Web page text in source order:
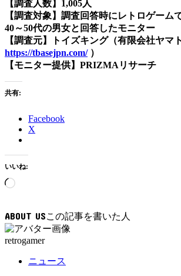
【調査人数】1,005人
【調査対象】調査回答時にレトロゲーム
40～50代の男女と回答したモニター
【調査元】トイズキング（有限会社ヤマ
https://tbasejpn.com/）
【モニター提供】PRIZMAリサーチ
共有:
Facebook
X
いいね:
読
み
中…
ABOUT US
retrogamer
ニュース